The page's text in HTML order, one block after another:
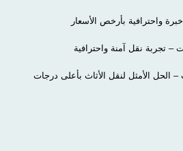
واحترافية بأرخص الأسعار
تجربة نقل آمنة واحترافية
الأمثل لنقل الأثاث بأعلى درجات